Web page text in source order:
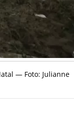
— Foto: Julianne